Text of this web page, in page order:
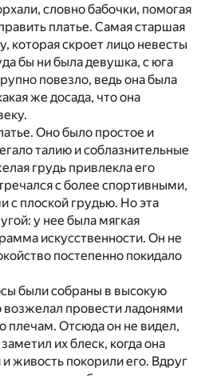
словно бабочки, помогая
платье. Самая старшая
которая скроет лицо невесты
бы ни была девушка, с юга
повезло, ведь она была
же досада, что она
Оно было простое и
талию и соблазнительные
грудь привлекла его
с более спортивными,
плоской грудью. Но эта
у нее была мягкая
искусственности. Он не
постепенно покидало
были собраны в высокую
возжелал провести ладонями
плечам. Отсюда он не видел,
их блеск, когда она
живость покорили его. Вдруг